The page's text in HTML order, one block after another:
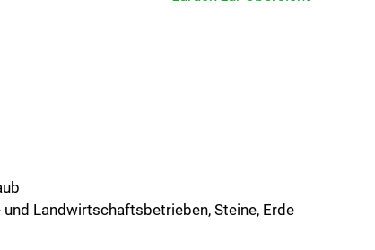
Landwirtschaftsbetrieben, Steine, Erde